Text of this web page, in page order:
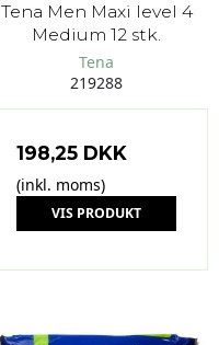
Tena Men Maxi level 4
Medium 12 stk.
Tena
219288
198,25 DKK
(inkl. moms)
VIS PRODUKT